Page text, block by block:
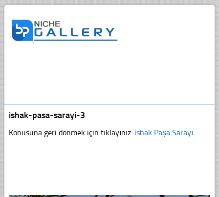
ishak-pasa-sarayi-3
Konusuna geri dönmek için tıklayınız. ishak Paşa Sarayı